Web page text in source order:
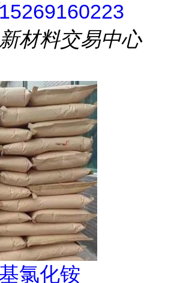
材料交易中心
氯化铵